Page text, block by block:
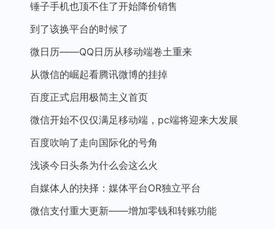
锤子手机也顶不住了开始降价销售
到了该换平台的时候了
微日历——QQ日历从移动端卷土重来
从微信的崛起看腾讯微博的挂掉
百度正式启用极简主义首页
微信开始不仅仅满足移动端，pc端将迎来大发展
百度吹响了走向国际化的号角
浅谈今日头条为什么会这么火
自媒体人的抉择：媒体平台OR独立平台
微信支付重大更新——增加零钱和转账功能